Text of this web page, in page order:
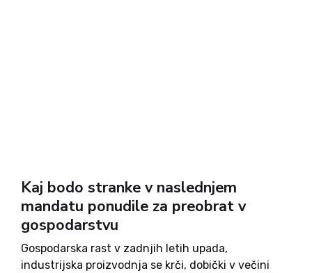
Kaj bodo stranke v naslednjem
mandatu ponudile za preobrat v
gospodarstvu
Gospodarska rast v zadnjih letih upada,
industrijska proizvodnja se krči, dobički v večini